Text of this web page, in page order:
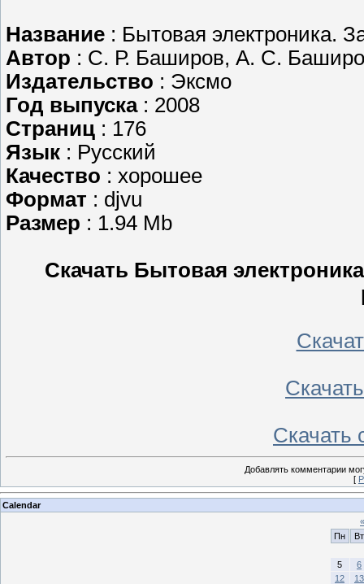
Название : Бытовая электроника.
Автор : С. Р. Баширов, А. С.
Издательство : Эксмо
Год выпуска: 2008
Страниц : 176
Язык : Русский
Качество : хорошее
Формат : djvu
Размер : 1.94 Mb
Скачать Бытовая
Скачать
Добавлять комментарии
[
Calendar
«
Пн
Вт
5
6
12
13